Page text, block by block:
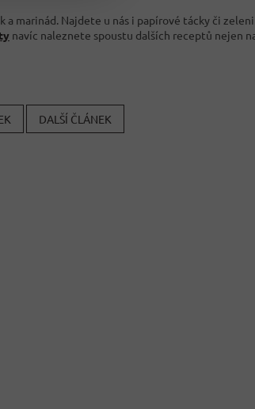
a marinád. Najdete u nás i papírové tácky či
navíc naleznete spoustu dalších receptů nejen
DALŠÍ ČLÁNEK